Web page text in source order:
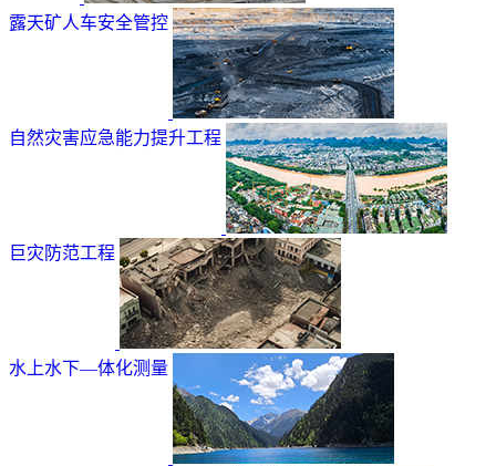
露天矿人车安全管控
自然灾害应急能力提升工程
巨灾防范工程
水上水下—体化测量